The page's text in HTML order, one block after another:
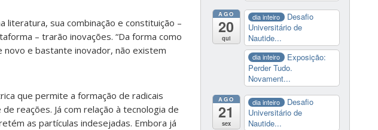
sua combinação e constituição –
– trarão inovações. “Da forma como
e bastante inovador, não existem
que permite a formação de radicais
reações. Já com relação à tecnologia de
as partículas indesejadas. Embora já
AGO
20
qui
dia inteiro
Desafio
Universitário de
Nautide...
dia inteiro
Exposição:
Perder Tudo.
Novament...
AGO
21
sex
dia inteiro
Desafio
Universitário de
Nautide...